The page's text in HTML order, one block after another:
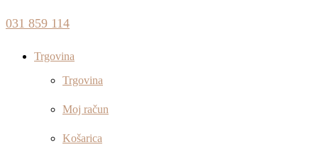
031 859 114
Trgovina
Trgovina
Moj račun
Košarica